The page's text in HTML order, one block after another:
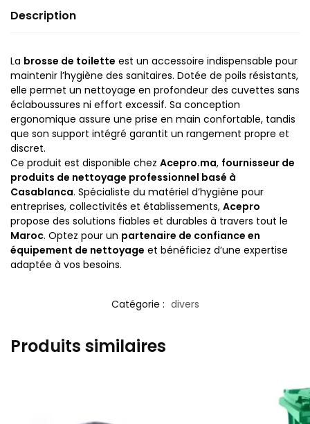
Description
La brosse de toilette est un accessoire indispensable pour
maintenir l’hygiène des sanitaires. Dotée de poils résistants,
elle permet un nettoyage en profondeur des cuvettes sans
éclaboussures ni effort excessif. Sa conception
ergonomique assure une prise en main confortable, tandis
que son support intégré garantit un rangement propre et
discret.
Ce produit est disponible chez Acepro.ma, fournisseur de
produits de nettoyage professionnel basé à
Casablanca. Spécialiste du matériel d’hygiène pour
entreprises, collectivités et établissements, Acepro
propose des solutions fiables et durables à travers tout le
Maroc. Optez pour un partenaire de confiance en
équipement de nettoyage et bénéficiez d’une expertise
adaptée à vos besoins.
Catégorie : divers
Produits similaires